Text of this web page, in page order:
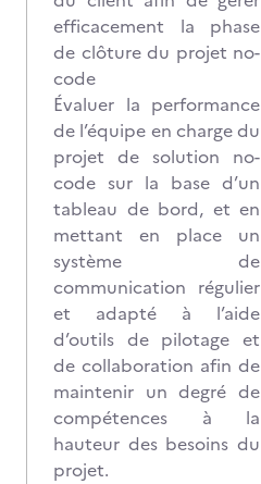
efficacement la phase
de clôture du projet no-
code
Évaluer la performance
de l’équipe en charge du
projet de solution no-
code sur la base d’un
tableau de bord, et en
mettant en place un
système de
communication régulier
et adapté à l’aide
d’outils de pilotage et
de collaboration afin de
maintenir un degré de
compétences à la
hauteur des besoins du
projet.